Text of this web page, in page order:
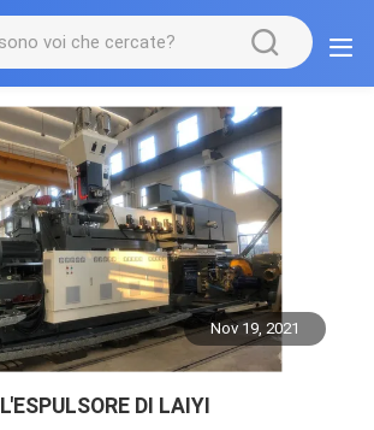
Nov 19, 2021
L'ESPULSORE DI LAIYI